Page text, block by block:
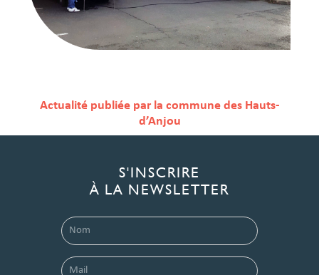
Actualité publiée par la commune des Hauts-
d’Anjou
S'INSCRIRE
À LA NEWSLETTER